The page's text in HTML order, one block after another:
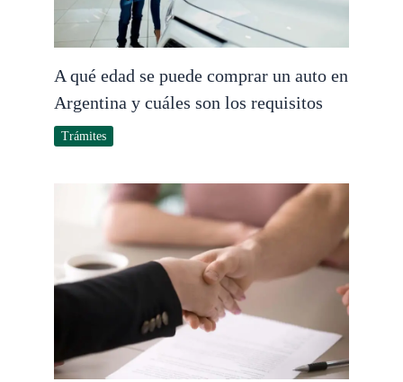
A qué edad se puede comprar un auto en
Argentina y cuáles son los requisitos
Trámites